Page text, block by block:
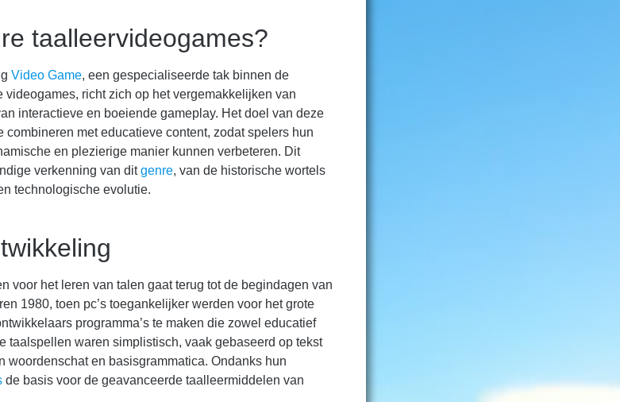
taalleervideogames?
Video Game, een gespecialiseerde tak binnen de
videogames, richt zich op het vergemakkelijken van
interactieve en boeiende gameplay. Het doel van deze
combineren met educatieve content, zodat spelers hun
en plezierige manier kunnen verbeteren. Dit
verkenning van ditgenre, van de historische wortels
technologische evolutie.
voor het leren van talen gaat terug tot de begindagen van
1980, toen pc’s toegankelijker werden voor het grote
programma’s te maken die zowel educatief
taalspellen waren simplistisch, vaak gebaseerd op tekst
woordenschat en basisgrammatica. Ondanks hun
de basis voor de geavanceerde taalleermiddelen van